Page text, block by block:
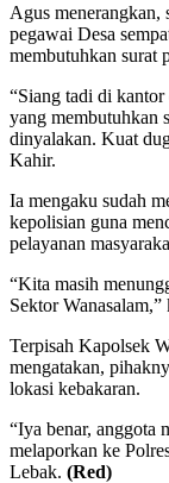
Agus menerangkan,
pegawai Desa
membutuhkan surat
“Siang tadi di kantor
yang membutuhkan
dinyalakan. Kuat
Kahir.
Ia mengaku sudah
kepolisian guna
pelayanan
“Kita masih
Sektor Wanasalam,”
Terpisah Kapolsek
mengatakan,
lokasi kebakaran.
“Iya benar, anggota
melaporkan ke
Lebak. (Red)